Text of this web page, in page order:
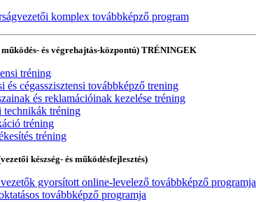
komplex továbbképző program
és végrehajtás-központú) TRÉNINGEK
tréning
és cégasszisztensi továbbképző trening
és reklamációinak kezelése tréning
technikák tréning
tréning
tréning
készség- és működésfejlesztés)
gyorsított online-levelező továbbképző programja
továbbképző programja